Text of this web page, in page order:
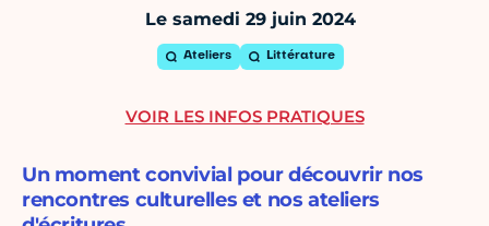
Le samedi 29 juin 2024
Ateliers Littérature
Un moment convivial pour découvrir nos
rencontres culturelles et nos ateliers
VOIR LES INFOS PRATIQUES